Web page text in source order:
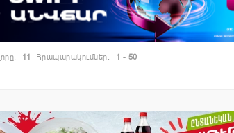
11 Հրապարակումներ. 1 - 50